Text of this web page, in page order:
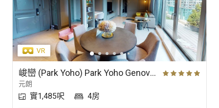
豪宅報告
豪宅資訊
更多樓盤
豪宅專家
區域 景觀 單位特色
峻巒 (Park Yoho) Park Yoho Genova 2A期 29座 高層 A室
元朗
實1,485呎 4房